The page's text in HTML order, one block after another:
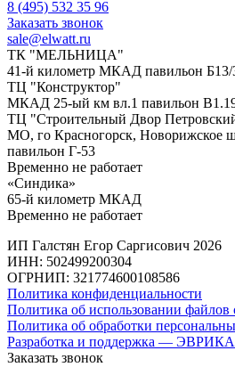
8 (495) 532 35 96
Заказать звонок
sale@elwatt.ru
ТК "МЕЛЬНИЦА"
41-й километр МКАД павильон Б13/
ТЦ "Конструктор"
МКАД 25-ый км вл.1 павильон
ТЦ "Строительный Двор
МО, го Красногорск, Новорижское
павильон Г-53
Временно не работает
«Синдика»
65-й километр МКАД
Временно не работает
ИП Галстян Егор Саргисович 2026
ИНН: 502499200304
ОГРНИП: 321774600108586
Политика конфиденциальности
Политика об использовании файлов
Политика об обработки
Разработка и поддержка — ЭВРИКА
Заказать звонок